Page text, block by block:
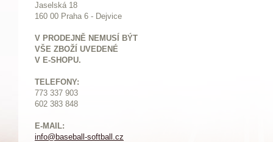
Jaselská 18
160 00 Praha 6 - Dejvice
V PRODEJNĚ NEMUSÍ BÝT
VŠE ZBOŽÍ UVEDENÉ
V E-SHOPU.
TELEFONY:
773 337 903
602 383 848
E-MAIL:
info@baseball-softball.cz